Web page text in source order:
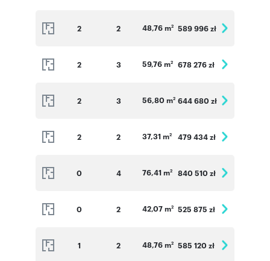
zewnętrzne przeciwsłoneczne sterowane
elektrycznie.
Informacje dodatkowe ( Szczegółowe
Miejsce postojowe w hali garażowej: 35 000 zł
Jednoślady/Pomieszczenia rowerowe: 4 000
zł/m2
2 2 48,76 m2 589 996 zł
2 3 59,76 m2 678 276 zł
2 3 56,80 m2 644 680 zł
2 2 37,31 m2 479 434 zł
0 4 76,41 m2 840 510 zł
0 2 42,07 m2 525 875 zł
1 2 48,76 m2 585 120 zł